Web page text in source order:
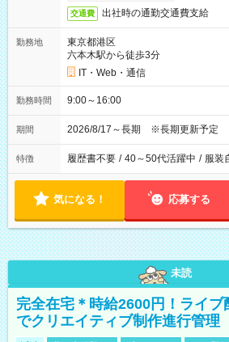
交通費 出社時の通勤交通費支給
勤務地
東京都港区
六本木駅から徒歩3分
IT・Web・通信
勤務時間 9:00～16:00
期間 2026/8/17～長期 ※長期更新予定
特徴 履歴書不要 / 40～50代活躍中 / 服装
気になる！ 応募する
未読
完全在宅＊時給2600円！ライブ
でクリエイティブ制作進行管理